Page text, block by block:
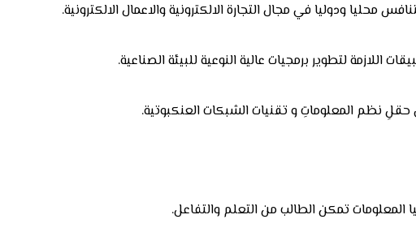
محليا ودوليا في مجال التجارة الالكترونية والاعمال الالكترونية.
اللازمة لتطوير برمجيات عالية النوعية للبيئة الصناعية.
حقلِ نظم المعلوماتِ و تقنيات الشبكات العنكبوتية.
المعلومات تمكن الطالب من التعلم والتفاعل.